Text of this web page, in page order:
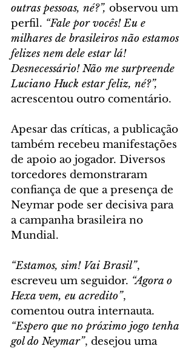
outras pessoas, né?”, observou um
perfil. “Fale por vocês! Eu e
milhares de brasileiros não estamos
felizes nem dele estar lá!
Desnecessário! Não me surpreende
Luciano Huck estar feliz, né?”,
acrescentou outro comentário.
Apesar das críticas, a publicação
também recebeu manifestações
de apoio ao jogador. Diversos
torcedores demonstraram
confiança de que a presença de
Neymar pode ser decisiva para
a campanha brasileira no
Mundial.
“Estamos, sim! Vai Brasil”,
escreveu um seguidor. “Agora o
Hexa vem, eu acredito”,
comentou outra internauta.
“Espero que no próximo jogo tenha
gol do Neymar”, desejou uma